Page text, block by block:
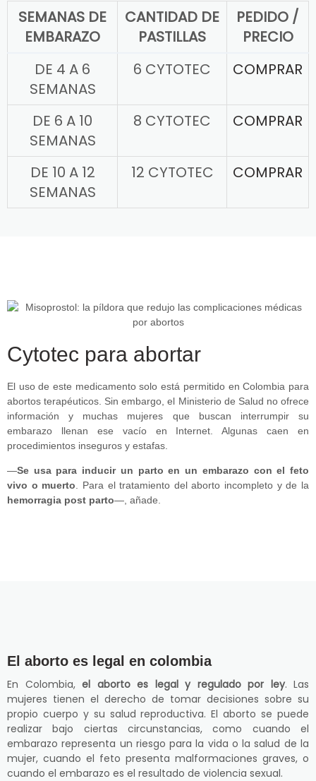
SEMANAS DE
EMBARAZO
CANTIDAD DE
PASTILLAS
PEDIDO /
PRECIO
DE 4 A 6
SEMANAS
6 CYTOTEC COMPRAR
DE 6 A 10
SEMANAS
8 CYTOTEC COMPRAR
DE 10 A 12
SEMANAS
12 CYTOTEC COMPRAR
Cytotec para abortar
El uso de este medicamento solo está permitido en Colombia para
abortos terapéuticos. Sin embargo, el Ministerio de Salud no ofrece
información y muchas mujeres que buscan interrumpir su
embarazo llenan ese vacío en Internet. Algunas caen en
procedimientos inseguros y estafas.
—Se usa para inducir un parto en un embarazo con el feto
vivo o muerto . Para el tratamiento del aborto incompleto y de la
hemorragia post parto—, añade.
El aborto es legal en colombia
En Colombia, el aborto es legal y regulado por ley. Las
mujeres tienen el derecho de tomar decisiones sobre su
propio cuerpo y su salud reproductiva. El aborto se puede
realizar bajo ciertas circunstancias, como cuando el
embarazo representa un riesgo para la vida o la salud de la
mujer, cuando el feto presenta malformaciones graves, o
cuando el embarazo es el resultado de violencia sexual.